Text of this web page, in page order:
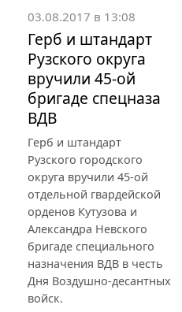
03.08.2017 в 13:08
Герб и штандарт
Рузского округа
вручили 45-ой
бригаде спецназа
ВДВ
Герб и штандарт
Рузского городского
округа вручили 45-ой
отдельной гвардейской
орденов Кутузова и
Александра Невского
бригаде специального
назначения ВДВ в честь
Дня Воздушно-десантных
войск.